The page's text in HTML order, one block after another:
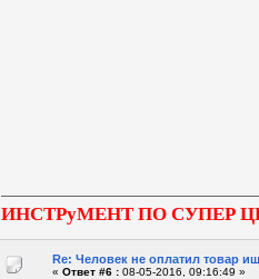
ИНСТРуМЕНТ ПО СУПЕР
Re: Человек не оплатил товар
« Ответ #6 :08-05-2016, 09:16:49 »